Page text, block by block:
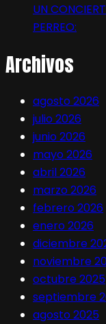
UN
PERREO:
Archivos
agosto 2026
julio 2026
junio 2026
mayo 2026
abril 2026
marzo 2026
febrero 2026
enero 2026
diciembre
noviembre
octubre 2025
septiembre
agosto 2025